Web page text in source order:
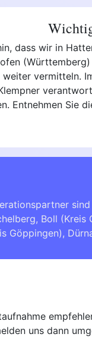
dass wir in
weiter vermitteln.
Entnehmen Sie
, Boll (Kreis
Göppingen),
uns dann